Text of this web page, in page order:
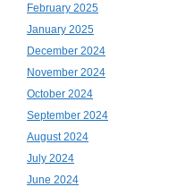
February 2025
January 2025
December 2024
November 2024
October 2024
September 2024
August 2024
July 2024
June 2024